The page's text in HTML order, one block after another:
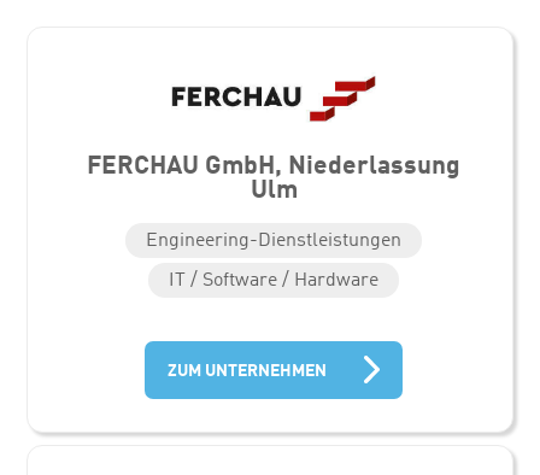
FERCHAU GmbH, Niederlassung
Ulm
Engineering-Dienstleistungen
IT / Software / Hardware
ZUM UNTERNEHMEN